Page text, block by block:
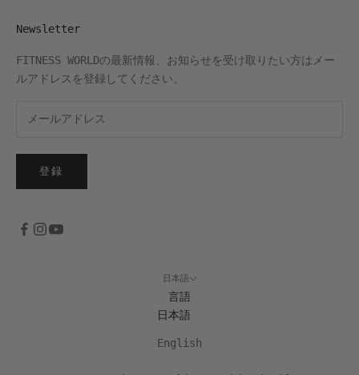
Newsletter
FITNESS WORLDの最新情報、お知らせを受け取りたい方はメー
ルアドレスを登録してください。
登録
日本語
言語
日本語
English